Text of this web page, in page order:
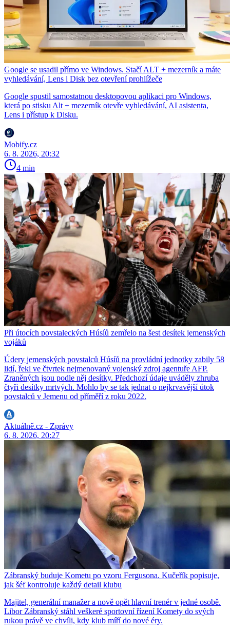
Google se usadil přímo ve Windows. Stačí ALT + mezerník a máte
vyhledávání, Lens i Disk bez otevření prohlížeče
Google spustil samostatnou desktopovou aplikaci pro Windows,
která po stisku Alt + mezerník otevře vyhledávání, AI asistenta,
Lens i přístup k Disku.
Mobify.cz
6. 8. 2026, 20:32
4 min
Při útocích povstaleckých Húsíů zemřelo na šest desítek jemenských
vojáků
Údery jemenských povstalců Húsíů na provládní jednotky zabily 58
lidí, řekl ve čtvrtek nejmenovaný vojenský zdroj agentuře AFP.
Zraněných jsou podle něj desítky. Předchozí údaje uváděly zhruba
čtyři desítky mrtvých. Mohlo by se tak jednat o nejkrvavější útok
povstalců v Jemenu od příměří z roku 2022.
Aktuálně.cz - Zprávy
6. 8. 2026, 20:27
Zábranský buduje Kometu po vzoru Fergusona. Kučeřík popisuje,
jak šéf kontroluje každý detail klubu
Majitel, generální manažer a nově opět hlavní trenér v jedné osobě.
Libor Zábranský stáhl veškeré sportovní řízení Komety do svých
rukou právě ve chvíli, kdy klub míří do nové éry.